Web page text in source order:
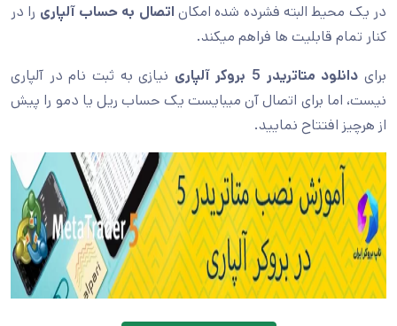
در یک محیط البته فشرده شده امکان اتصال به حساب آلپاری را در
کنار تمام قابلیت ها فراهم میکند.
برای دانلود متاتریدر 5 بروکر آلپاری
نیازی به ثبت نام در آلپاری
نیست، اما برای اتصال آن میبایست یک حساب ریل یا دمو را پیش
از هرچیز افتتاح نمایید.